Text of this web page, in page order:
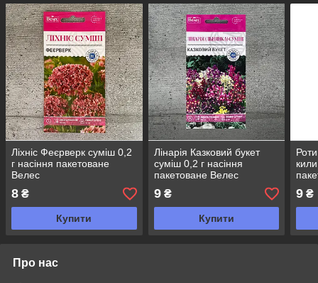
Ліхніс Феєрверк суміш 0,2
г насіння пакетоване
Велес
8 ₴
Купити
Лінарія Казковий букет
суміш 0,2 г насіння
пакетоване Велес
9₴
Купити
9 ₴
Про нас